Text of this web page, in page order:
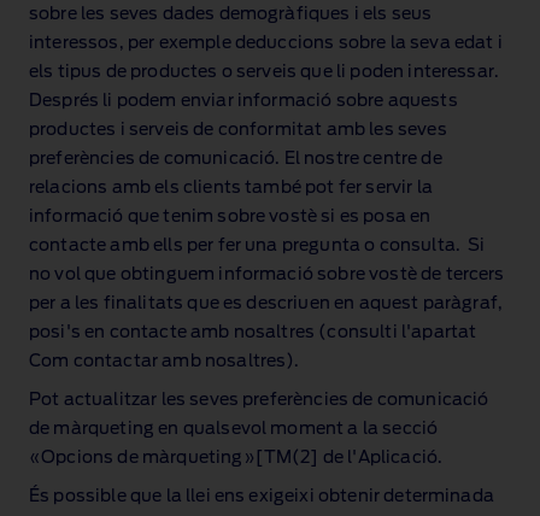
sobre les seves dades demogràfiques i els seus
interessos, per exemple deduccions sobre la seva edat i
els tipus de productes o serveis que li poden interessar.
Després li podem enviar informació sobre aquests
productes i serveis de conformitat amb les seves
preferències de comunicació. El nostre centre de
relacions amb els clients també pot fer servir la
informació que tenim sobre vostè si es posa en
contacte amb ells per fer una pregunta o consulta. Si
no vol que obtinguem informació sobre vostè de tercers
per a les finalitats que es descriuen en aquest paràgraf,
posi's en contacte amb nosaltres (consulti l'apartat
Com contactar amb nosaltres).
Pot actualitzar les seves preferències de comunicació
de màrqueting en qualsevol moment a la secció
«Opcions de màrqueting»[TM(2] de l'Aplicació.
És possible que la llei ens exigeixi obtenir determinada